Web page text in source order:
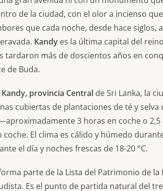
de la ciudad, con el olor a incienso
que cada noche, desde hace
Kandy es la última capital del
tardaron más de doscientos años en
de Buda.
provincia Central de Sri Lanka, la
cubiertas de plantaciones de té y selva
3 horas en coche o
coche. El clima es cálido y húmedo
el día y noches frescas de 18-20 °C.
parte de la Lista del Patrimonio de la
Es el punto de partida natural del